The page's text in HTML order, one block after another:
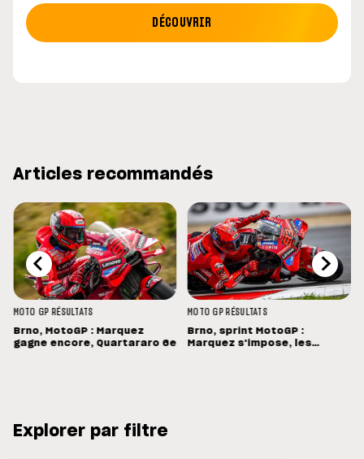
DÉCOUVRIR
Articles recommandés
MOTO GP RÉSULTATS
Brno, MotoGP : Marquez
gagne encore, Quartararo 6e
MOTO GP RÉSULTATS
Brno, sprint MotoGP :
Marquez s'impose, les
Explorer par filtre